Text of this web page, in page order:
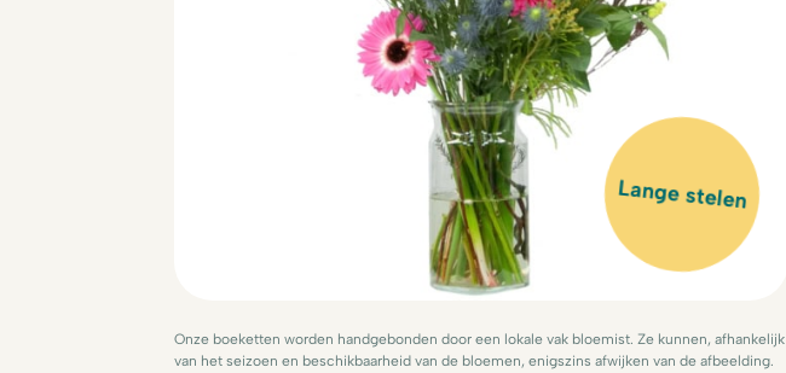
Lange stelen
Onze boeketten worden handgebonden door een lokale vak bloemist. Ze kunnen, afhankelijk
van het seizoen en beschikbaarheid van de bloemen, enigszins afwijken van de afbeelding.